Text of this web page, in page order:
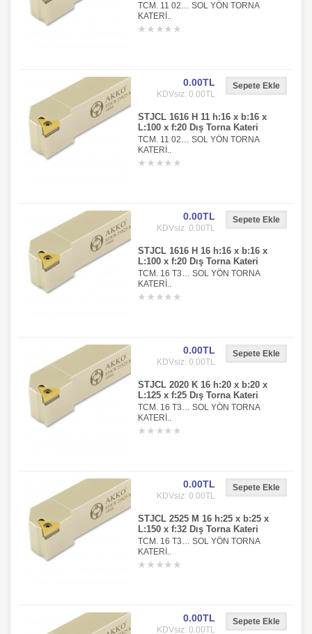
TCM. 11 02… SOL YÖN TORNA
KATERİ..
0.00TL
KDVsiz: 0.00TL
STJCL 1616 H 11 h:16 x b:16 x
L:100 x f:20 Dış Torna Kateri
TCM. 11 02… SOL YÖN TORNA
KATERİ..
0.00TL
KDVsiz: 0.00TL
STJCL 1616 H 16 h:16 x b:16 x
L:100 x f:20 Dış Torna Kateri
TCM. 16 T3… SOL YÖN TORNA
KATERİ..
0.00TL
KDVsiz: 0.00TL
STJCL 2020 K 16 h:20 x b:20 x
L:125 x f:25 Dış Torna Kateri
TCM. 16 T3… SOL YÖN TORNA
KATERİ..
0.00TL
KDVsiz: 0.00TL
STJCL 2525 M 16 h:25 x b:25 x
L:150 x f:32 Dış Torna Kateri
TCM. 16 T3… SOL YÖN TORNA
KATERİ..
0.00TL
KDVsiz: 0.00TL